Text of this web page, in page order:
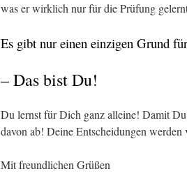
was er wirklich nur für die Prüfung
Es gibt nur einen einzigen Grund
– Das bist Du!
Du lernst für Dich ganz alleine! Damit
davon ab! Deine Entscheidungen
Mit freundlichen Grüßen